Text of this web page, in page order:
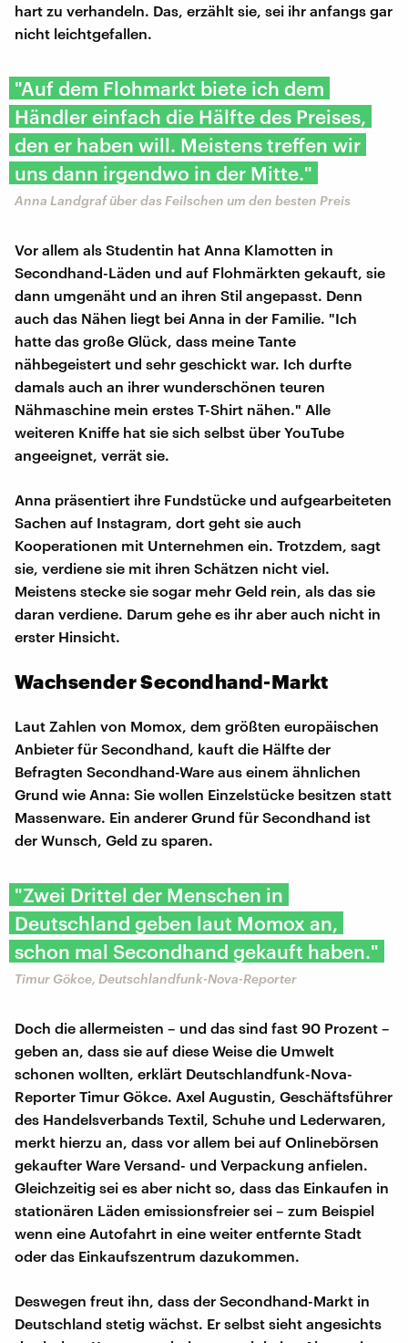
hart zu verhandeln. Das, erzählt sie, sei ihr anfangs gar
nicht leichtgefallen.
"Auf dem Flohmarkt biete ich dem
Händler einfach die Hälfte des Preises,
den er haben will. Meistens treffen wir
uns dann irgendwo in der Mitte."
Anna Landgraf über das Feilschen um den besten Preis
Vor allem als Studentin hat Anna Klamotten in
Secondhand-Läden und auf Flohmärkten gekauft, sie
dann umgenäht und an ihren Stil angepasst. Denn
auch das Nähen liegt bei Anna in der Familie. "Ich
hatte das große Glück, dass meine Tante
nähbegeistert und sehr geschickt war. Ich durfte
damals auch an ihrer wunderschönen teuren
Nähmaschine mein erstes T-Shirt nähen." Alle
weiteren Kniffe hat sie sich selbst über YouTube
angeeignet, verrät sie.
Anna präsentiert ihre Fundstücke und aufgearbeiteten
Sachen auf Instagram, dort geht sie auch
Kooperationen mit Unternehmen ein. Trotzdem, sagt
sie, verdiene sie mit ihren Schätzen nicht viel.
Meistens stecke sie sogar mehr Geld rein, als das sie
daran verdiene. Darum gehe es ihr aber auch nicht in
erster Hinsicht.
Wachsender Secondhand-Markt
Laut Zahlen von Momox, dem größten europäischen
Anbieter für Secondhand, kauft die Hälfte der
Befragten Secondhand-Ware aus einem ähnlichen
Grund wie Anna: Sie wollen Einzelstücke besitzen statt
Massenware. Ein anderer Grund für Secondhand ist
der Wunsch, Geld zu sparen.
"Zwei Drittel der Menschen in
Deutschland geben laut Momox an,
schon mal Secondhand gekauft haben."
Timur Gökce, Deutschlandfunk-Nova-Reporter
Doch die allermeisten – und das sind fast 90 Prozent –
geben an, dass sie auf diese Weise die Umwelt
schonen wollten, erklärt Deutschlandfunk-Nova-
Reporter Timur Gökce. Axel Augustin, Geschäftsführer
des Handelsverbands Textil, Schuhe und Lederwaren,
merkt hierzu an, dass vor allem bei auf Onlinebörsen
gekaufter Ware Versand- und Verpackung anfielen.
Gleichzeitig sei es aber nicht so, dass das Einkaufen in
stationären Läden emissionsfreier sei – zum Beispiel
wenn eine Autofahrt in eine weiter entfernte Stadt
oder das Einkaufszentrum dazukommen.
Deswegen freut ihn, dass der Secondhand-Markt in
Deutschland stetig wächst. Er selbst sieht angesichts